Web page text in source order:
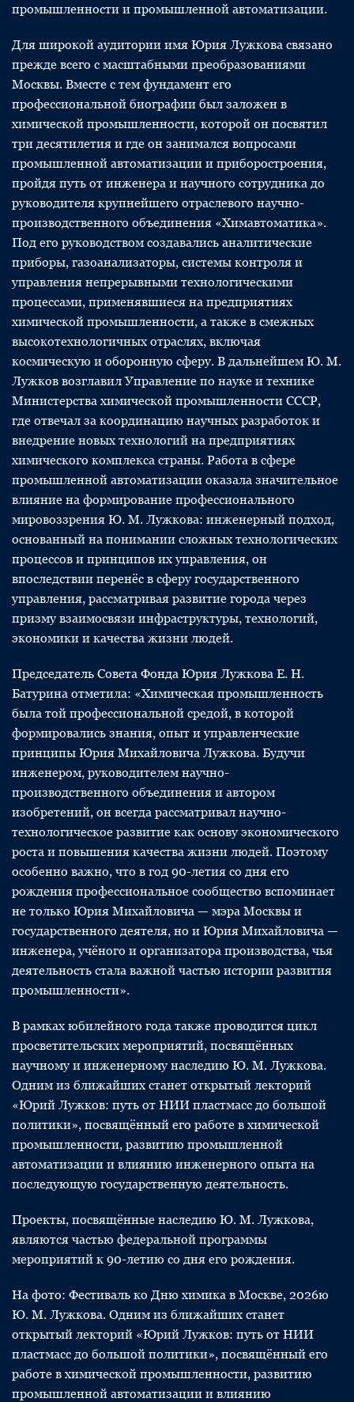
промышленности и промышленной автоматизации.
Для широкой аудитории имя Юрия Лужкова связано
прежде всего с масштабными преобразованиями
Москвы. Вместе с тем фундамент его
профессиональной биографии был заложен в
химической промышленности, которой он посвятил
три десятилетия и где он занимался вопросами
промышленной автоматизации и приборостроения,
пройдя путь от инженера и научного сотрудника до
руководителя крупнейшего отраслевого научно-
производственного объединения «Химавтоматика».
Под его руководством создавались аналитические
приборы, газоанализаторы, системы контроля и
управления непрерывными технологическими
процессами, применявшиеся на предприятиях
химической промышленности, а также в смежных
высокотехнологичных отраслях, включая
космическую и оборонную сферу. В дальнейшем Ю. М.
Лужков возглавил Управление по науке и технике
Министерства химической промышленности СССР,
где отвечал за координацию научных разработок и
внедрение новых технологий на предприятиях
химического комплекса страны. Работа в сфере
промышленной автоматизации оказала значительное
влияние на формирование профессионального
мировоззрения Ю. М. Лужкова: инженерный подход,
основанный на понимании сложных технологических
процессов и принципов их управления, он
впоследствии перенёс в сферу государственного
управления, рассматривая развитие города через
призму взаимосвязи инфраструктуры, технологий,
экономики и качества жизни людей.
Председатель Совета Фонда Юрия Лужкова Е. Н.
Батурина отметила: «Химическая промышленность
была той профессиональной средой, в которой
формировались знания, опыт и управленческие
принципы Юрия Михайловича Лужкова. Будучи
инженером, руководителем научно-
производственного объединения и автором
изобретений, он всегда рассматривал научно-
технологическое развитие как основу экономического
роста и повышения качества жизни людей. Поэтому
особенно важно, что в год 90-летия со дня его
рождения профессиональное сообщество вспоминает
не только Юрия Михайловича — мэра Москвы и
государственного деятеля, но и Юрия Михайловича —
инженера, учёного и организатора производства, чья
деятельность стала важной частью истории развития
промышленности».
В рамках юбилейного года также проводится цикл
просветительских мероприятий, посвящённых
научному и инженерному наследию Ю. М. Лужкова.
Одним из ближайших станет открытый лекторий
«Юрий Лужков: путь от НИИ пластмасс до большой
политики», посвящённый его работе в химической
промышленности, развитию промышленной
автоматизации и влиянию инженерного опыта на
последующую государственную деятельность.
Проекты, посвящённые наследию Ю. М. Лужкова,
являются частью федеральной программы
мероприятий к 90-летию со дня его рождения.
На фото: Фестиваль ко Дню химика в Москве, 2026ю
Ю. М. Лужкова. Одним из ближайших станет
открытый лекторий «Юрий Лужков: путь от НИИ
пластмасс до большой политики», посвящённый его
работе в химической промышленности, развитию
промышленной автоматизации и влиянию